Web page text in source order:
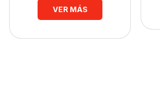
VER MÁS